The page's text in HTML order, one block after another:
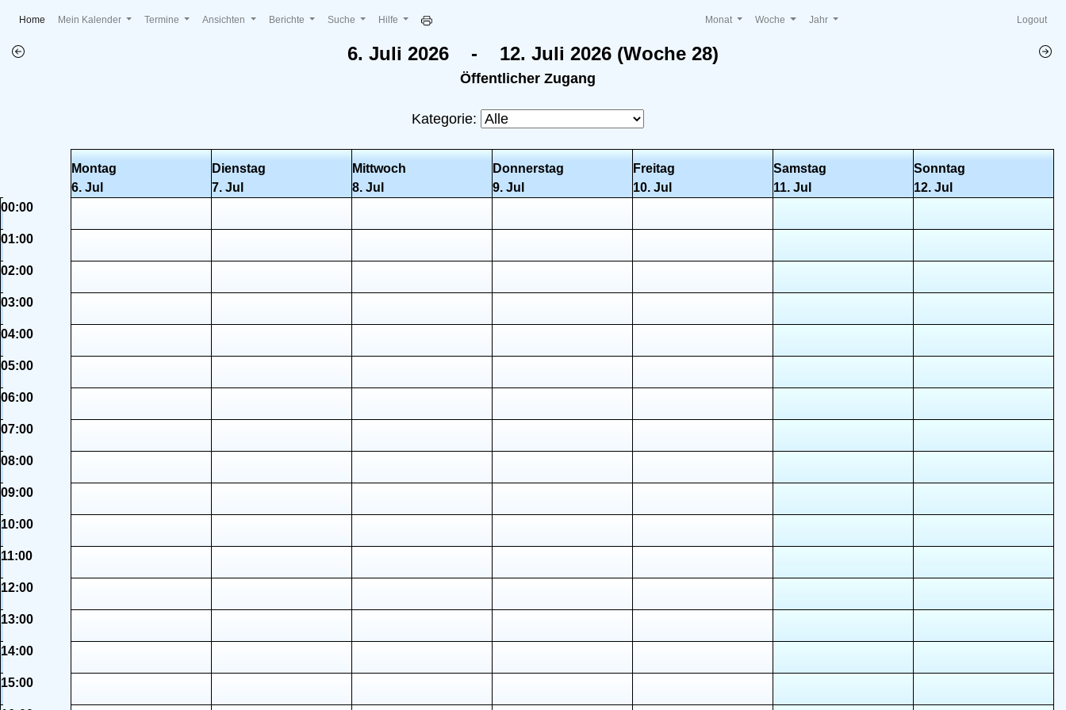
Home (current)
Mein Kalender Termine Ansichten Berichte Suche Hilfe Monat Woche Jahr Logout
6. Juli 2026 - 12. Juli 2026 (Woche 28)
Öffentlicher Zugang
Kategorie:
Montag
6. Jul
Dienstag
7. Jul
Mittwoch
8. Jul
Donnerstag
9. Jul
Freitag
10. Jul
Samstag
11. Jul
Sonntag
12. Jul
00:00
01:00
02:00
03:00
04:00
05:00
06:00
07:00
08:00
09:00
10:00
11:00
12:00
13:00
14:00
15:00